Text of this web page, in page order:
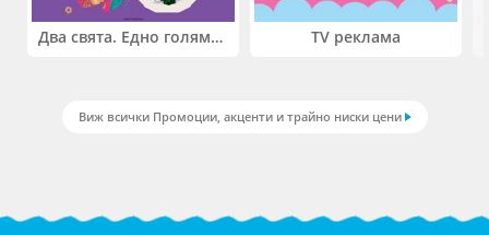
Два свята. Едно голямо приключение. Купи 2 продукта LEGO® Friends и/или LEGO® Minecraft и вземи -27% TV реклама
Виж всички Промоции, акценти и трайно ниски цени